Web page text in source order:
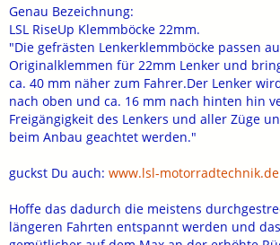
Genau Bezeichnung:
LSL RiseUp Klemmböcke 22mm.
"Die gefrästen Lenkerklemmböcke passen
Originalklemmen für 22mm Lenker und
ca. 40 mm näher zum Fahrer.Der Lenker
nach oben und ca. 16 mm nach hinten hin
Freigängigkeit des Lenkers und aller Züge
beim Anbau geachtet werden."
guckst Du auch: www.lsl-motorradtechnik.de
Hoffe das dadurch die meistens
längeren Fahrten entspannt werden und